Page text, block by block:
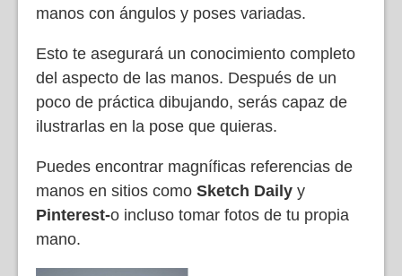
manos con ángulos y poses variadas.
Esto te asegurará un conocimiento completo
del aspecto de las manos. Después de un
poco de práctica dibujando, serás capaz de
ilustrarlas en la pose que quieras.
Puedes encontrar magníficas referencias de
manos en sitios como Sketch Daily y
Pinterest-o incluso tomar fotos de tu propia
mano.